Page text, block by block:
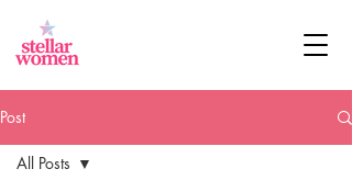
Post
All Posts